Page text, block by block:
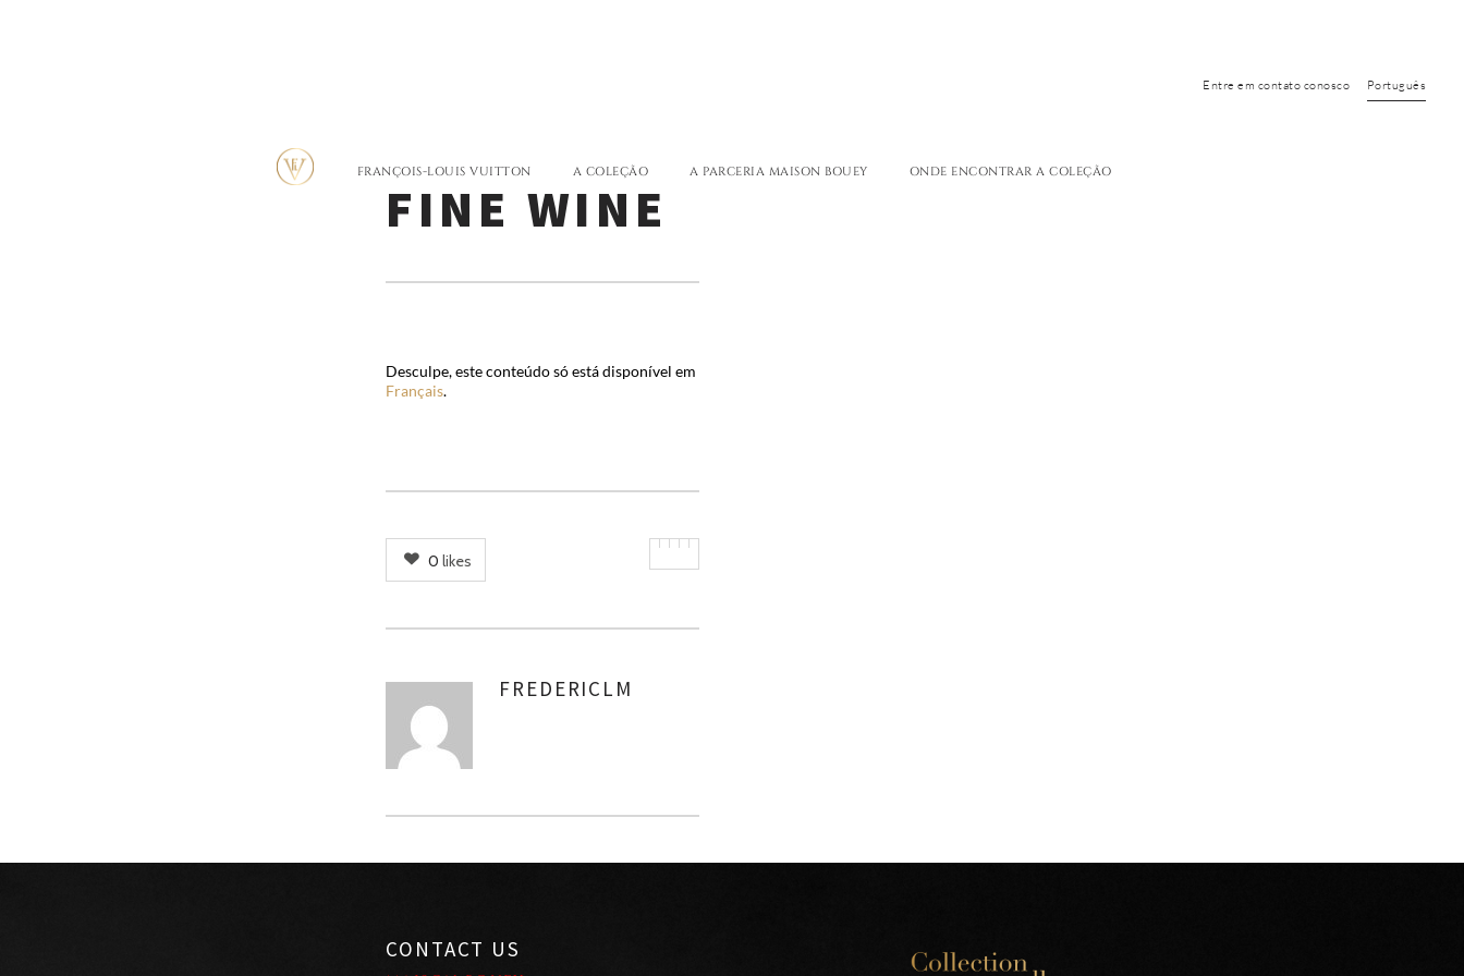
FRANÇOIS-LOUIS VUITTON A COLEÇÃO A PARCERIA MAISON BOUEY ONDE ENCONTRAR A COLEÇÃO
Entre em contato conosco Português
BOUTIQUE
FINE WINE
Desculpe, este conteúdo só está disponível em
Français.
0 likes
AUTHOR
FREDERICLM
CONTACT US